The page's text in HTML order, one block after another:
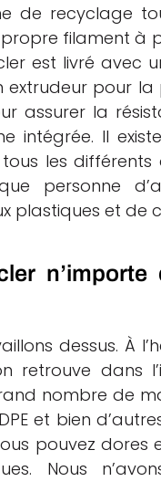
de recyclage
filament à
est livré avec
extrudeur pour
assurer la
intégrée. Il
les
personne
plastiques et de
dessus. À
retrouve dans
nombre de
et bien
pouvez
Nous